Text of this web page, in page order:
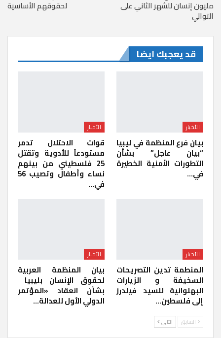
مليون إنسان للشهر الثاني على
التوالي
لحقوقهم الأساسية
قد يعجبك ايضا
الأخبار
بيان فرع المنظمة في ليبيا
“بيان عاجل” بشأن
التطورات الأمنية الخطيرة
في…
الأخبار
قوات الاحتلال تدمر
مستودعاً للأدوية وتقتل
25 فلسطيني من بينهم
نساء وأطفال وتصيب 56
في…
الأخبار
المنطمة تدين التصريحات
السخيفة و الزيارات
البهلوانية للسيد فيلدرز
إلى فلسطين…
الأخبار
بيان المنظمة العربية
لحقوق الإنسان بليبيا ​
بشأن انعقاد «المؤتمر
الدولي الأول للعدالة…
السابق التالي